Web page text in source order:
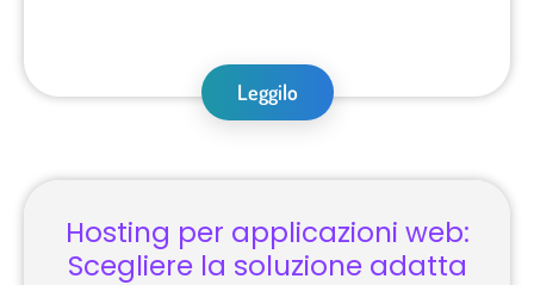
Leggilo
Hosting per applicazioni web:
Scegliere la soluzione adatta